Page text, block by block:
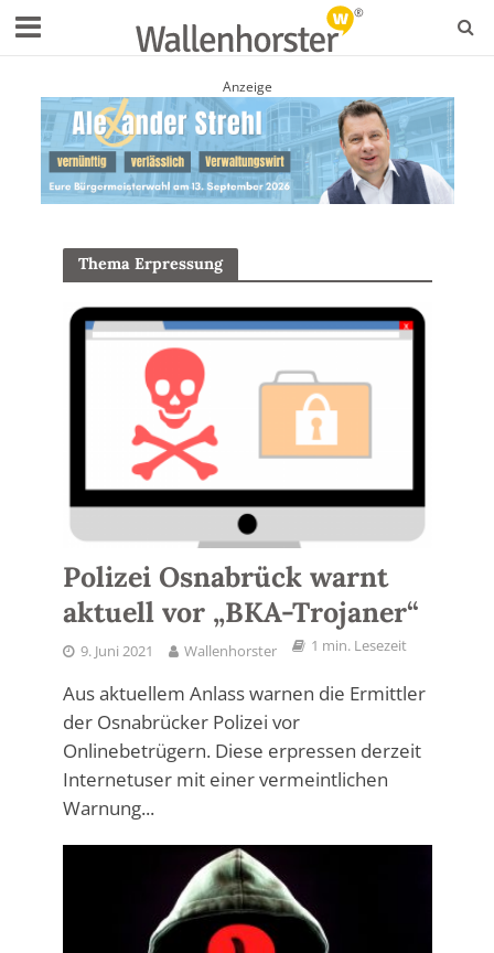
Anzeige
Thema Erpressung
Polizei Osnabrück warnt
aktuell vor „BKA-Trojaner“
9. Juni 2021 Wallenhorster 1 min. Lesezeit
Aus aktuellem Anlass warnen die Ermittler
der Osnabrücker Polizei vor
Onlinebetrügern. Diese erpressen derzeit
Internetuser mit einer vermeintlichen
Warnung...